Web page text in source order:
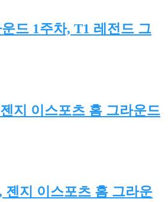
운드 1주차, T1 레전드 그
지 이스포츠 홈 그라운드
젠지 이스포츠 홈 그라운